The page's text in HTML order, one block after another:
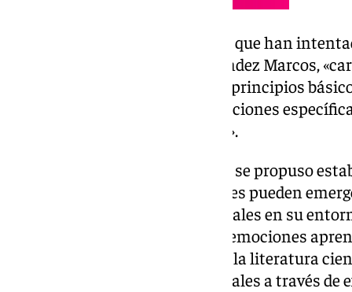
Sin embargo, los investigadores que han
ventaja natural, explica Hernández Marcos,
implementar emociones desde principios
actuales suelen basarse en soluciones
su capacidad de generalización».
A partir de ahí, su investigación se propuso
que explique cómo las emociones pueden
percepciones de agentes artificiales en su
un sistema para identificar las emociones
emocionales documentados en la literatura
validar estos patrones emocionales a través